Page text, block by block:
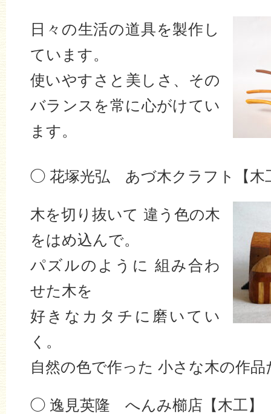
日々の生活の道具を製作し
ています。
使いやすさと美しさ、その
バランスを常に心がけてい
ます。
◯ 花塚光弘 あづ木クラフト【木
木を切り抜いて 違う色の木
をはめ込んで。
パズルのように 組み合わ
せた木を
好きなカタチに磨いてい
く。
自然の色で作った 小さな木の作
◯ 逸見英隆 へんみ櫛店【木工】